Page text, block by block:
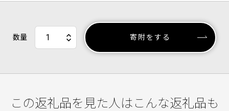
数量 寄附をする
この返礼品を見た人はこんな返礼品も